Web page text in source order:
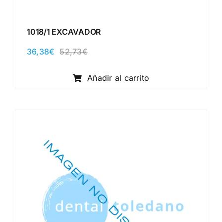
1018/1 EXCAVADOR
52,73€El
original
era:
36,38€
El
actual
es:
Añadir al carrito